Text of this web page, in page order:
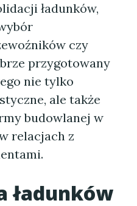
ładunków,
czy
przygotowany
nie tylko
ale także
budowlanej w
relacjach z
ładunków